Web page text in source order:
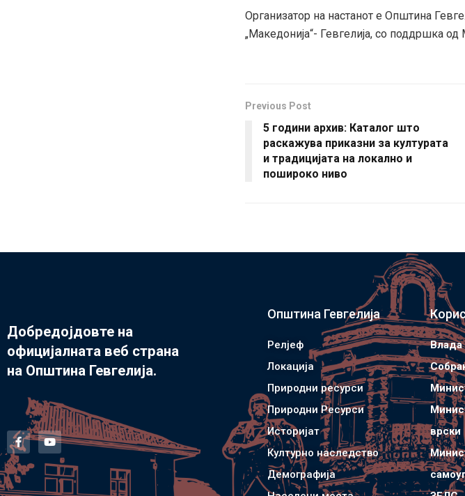
Организатор на настанот е Општина
„Македонија“- Гевгелија, со поддршка
Previous Post
5 години архив: Каталог што
раскажува приказни за културата
и традицијата на локално и
пошироко ниво
Добредојдовте на
официјалната веб страна
на Општина Гевгелија.
Општина Гевгелија
Релјеф
Локација
Природни ресурси
Природни Ресурси
Историјат
Културно наследство
Демографија
Влада
врски